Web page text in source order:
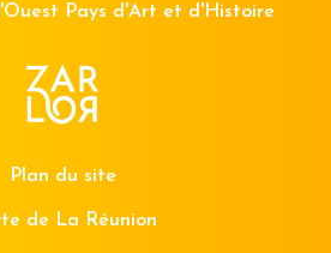
Pays d'Art et d'Histoire
Plan du site
de La Réunion